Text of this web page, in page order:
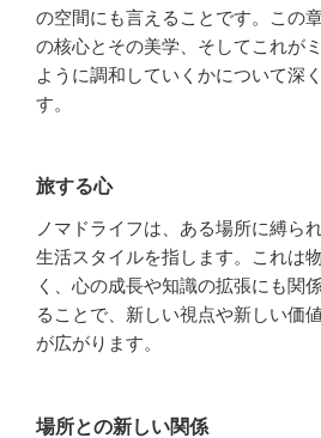
の空間にも言えることです。この
の核心とその美学、そしてこれが
ように調和していくかについて深
す。
旅する心
ノマドライフは、ある場所に縛ら
生活スタイルを指します。これは
く、心の成長や知識の拡張にも関
ることで、新しい視点や新しい価
が広がります。
場所との新しい関係